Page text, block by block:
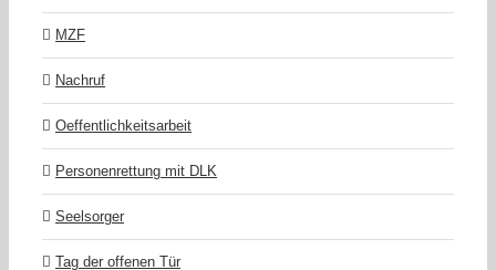
MZF
Nachruf
Oeffentlichkeitsarbeit
Personenrettung mit DLK
Seelsorger
Tag der offenen Tür